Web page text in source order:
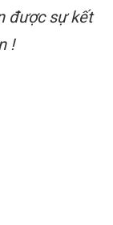
được sự kết
!